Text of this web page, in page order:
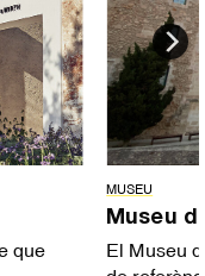
que
MUSEU
Museu
El Museu